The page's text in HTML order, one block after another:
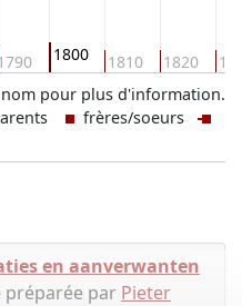
1800 1810 1820
pour plus d'information.
frères/soeurs
en aanverwanten
préparée par Pieter